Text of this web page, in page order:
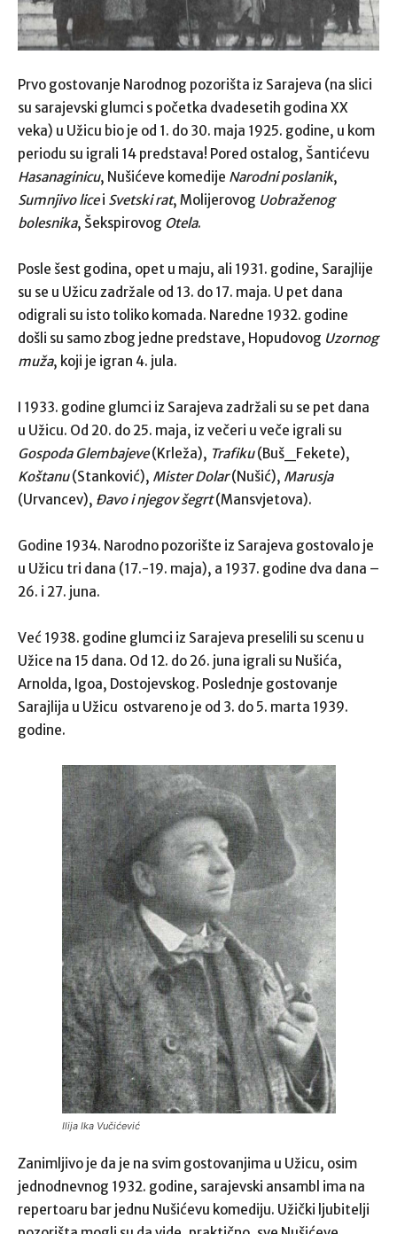
Prvo gostovanje Narodnog pozorišta iz Sarajeva (na slici
su sarajevski glumci s početka dvadesetih godina XX
veka) u Užicu bio je od 1. do 30. maja 1925. godine, u kom
periodu su igrali 14 predstava! Pored ostalog, Šantićevu
Hasanaginicu, Nušićeve komedije Narodni poslanik,
Sumnjivo licei Svetski rat, Molijerovog Uobraženog
bolesnika, Šekspirovog Otela.
Posle šest godina, opet u maju, ali 1931. godine, Sarajlije
su se u Užicu zadržale od 13. do 17. maja. U pet dana
odigrali su isto toliko komada. Naredne 1932. godine
došli su samo zbog jedne predstave, Hopudovog Uzornog
muža, koji je igran 4. jula.
I 1933. godine glumci iz Sarajeva zadržali su se pet dana
u Užicu. Od 20. do 25. maja, iz večeri u veče igrali su
Gospoda Glembajeve(Krleža), Trafiku(Buš_Fekete),
Koštanu(Stanković), Mister Dolar(Nušić), Marusja
(Urvancev), Đavo i njegov šegrt(Mansvjetova).
Godine 1934. Narodno pozorište iz Sarajeva gostovalo je
u Užicu tri dana (17.-19. maja), a 1937. godine dva dana –
26. i 27. juna.
Već 1938. godine glumci iz Sarajeva preselili su scenu u
Užice na 15 dana. Od 12. do 26. juna igrali su Nušića,
Arnolda, Igoa, Dostojevskog. Poslednje gostovanje
Sarajlija u Užicu ostvareno je od 3. do 5. marta 1939.
godine.
Ilija Ika Vučićević
Zanimljivo je da je na svim gostovanjima u Užicu, osim
jednodnevnog 1932. godine, sarajevski ansambl ima na
repertoaru bar jednu Nušićevu komediju. Užički ljubitelji